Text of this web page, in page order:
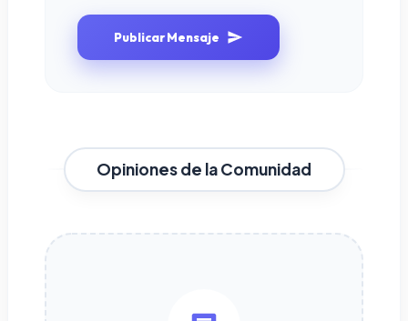
Publicar Mensaje
Opiniones de la Comunidad